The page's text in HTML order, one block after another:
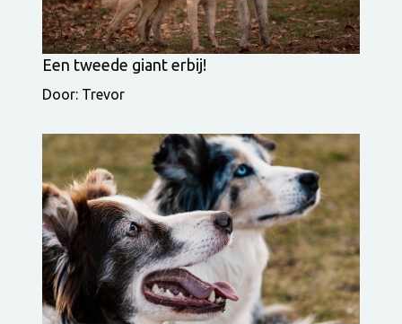
Een tweede giant erbij!
Door: Trevor